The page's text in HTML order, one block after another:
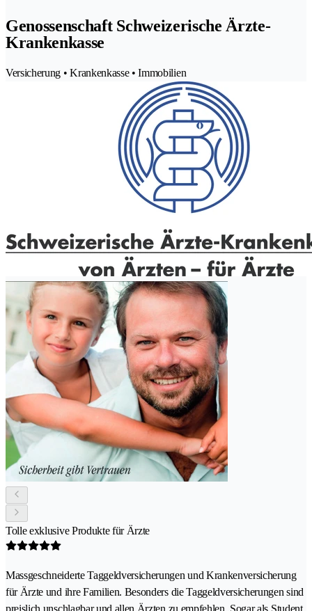
Genossenschaft Schweizerische Ärzte-
Krankenkasse
Versicherung • Krankenkasse • Immobilien
Tolle exklusive Produkte für Ärzte
Massgeschneiderte Taggeldversicherungen und Krankenversicherung
für Ärzte und ihre Familien. Besonders die Taggeldversicherungen sind
preislich unschlagbar und allen Ärzten zu empfehlen. Sogar als Student